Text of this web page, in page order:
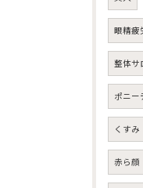
眼精疲
整体サ
ポニー
くすみ
赤ら顔